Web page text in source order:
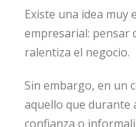
Existe una idea muy
empresarial: pensar
ralentiza el negocio.
Sin embargo, en un
aquello que durante
confianza o